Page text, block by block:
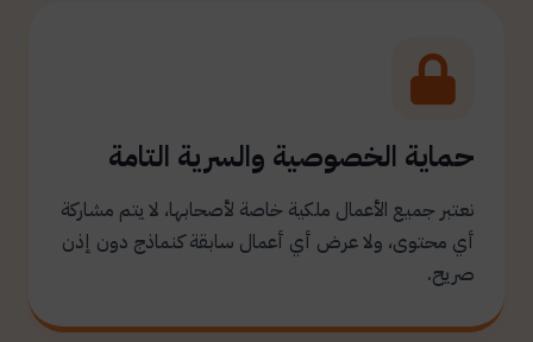
حماية الخصوصية والسرية التامة
نعتبر جميع الأعمال ملكية خاصة لأصحابها، لا يتم مشاركة
أي محتوى، ولا عرض أي أعمال سابقة كنماذج دون إذن
صريح.